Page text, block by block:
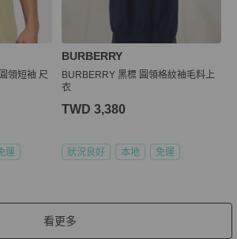
領短袖 尺
運
BURBERRY
BURBERRY 黑標 圓領格紋袖毛料上
衣
TWD 3,380
狀況良好 本地 免運
看更多